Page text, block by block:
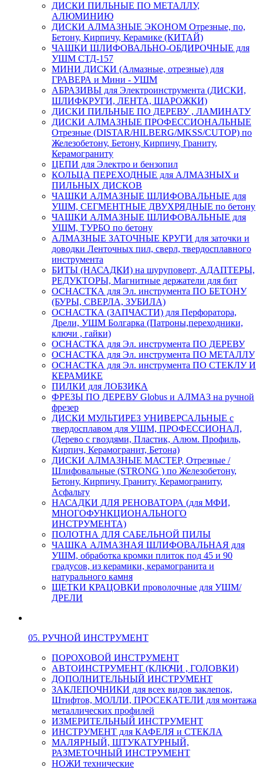
ДИСКИ ПИЛЬНЫЕ ПО МЕТАЛЛУ,
АЛЮМИНИЮ
ДИСКИ АЛМАЗНЫЕ ЭКОНОМ Отрезные, по,
Бетону, Кирпичу, Керамике (КИТАЙ)
ЧАШКИ ШЛИФОВАЛЬНО-ОБДИРОЧНЫЕ для
УШМ СТД-157
МИНИ ДИСКИ (Алмазные, отрезные) для
ГРАВЕРА и Мини - УШМ
АБРАЗИВЫ для Электроинструмента (ДИСКИ,
ШЛИФКРУГИ, ЛЕНТА, ШАРОЖКИ)
ДИСКИ ПИЛЬНЫЕ ПО ДЕРЕВУ , ЛАМИНАТУ
ДИСКИ АЛМАЗНЫЕ ПРОФЕССИОНАЛЬНЫЕ
Отрезные (DISTAR/HILBERG/MKSS/CUTOP) по
Железобетону, Бетону, Кирпичу, Граниту,
Керамограниту
ЦЕПИ для Электро и бензопил
КОЛЬЦА ПЕРЕХОДНЫЕ для АЛМАЗНЫХ и
ПИЛЬНЫХ ДИСКОВ
ЧАШКИ АЛМАЗНЫЕ ШЛИФОВАЛЬНЫЕ для
УШМ, СЕГМЕНТНЫЕ ДВУХРЯДНЫЕ по бетону
ЧАШКИ АЛМАЗНЫЕ ШЛИФОВАЛЬНЫЕ для
УШМ, ТУРБО по бетону
АЛМАЗНЫЕ ЗАТОЧНЫЕ КРУГИ для заточки и
доводки Ленточных пил, сверл, твердосплавного
инструмента
БИТЫ (НАСАДКИ) на шуруповерт, АДАПТЕРЫ,
РЕДУКТОРЫ, Магнитные держатели для бит
ОСНАСТКА для Эл. инструмента ПО БЕТОНУ
(БУРЫ, СВЕРЛА, ЗУБИЛА)
ОСНАСТКА (ЗАПЧАСТИ) для Перфоратора,
Дрели, УШМ Болгарка (Патроны,переходники,
ключи , гайки)
ОСНАСТКА для Эл. инструмента ПО ДЕРЕВУ
ОСНАСТКА для Эл. инструмента ПО МЕТАЛЛУ
ОСНАСТКА для Эл. инструмента ПО СТЕКЛУ И
КЕРАМИКЕ
ПИЛКИ для ЛОБЗИКА
ФРЕЗЫ ПО ДЕРЕВУ Globus и АЛМАЗ на ручной
фрезер
ДИСКИ МУЛЬТИРЕЗ УНИВЕРСАЛЬНЫЕ с
твердосплавом для УШМ, ПРОФЕССИОНАЛ,
(Дерево с гвоздями, Пластик, Алюм. Профиль,
Кирпич, Керамогранит, Бетона)
ДИСКИ АЛМАЗНЫЕ МАСТЕР, Отрезные /
Шлифовальные (STRONG ) по Железобетону,
Бетону, Кирпичу, Граниту, Керамограниту,
Асфальту
НАСАДКИ ДЛЯ РЕНОВАТОРА (для МФИ,
МНОГОФУНКЦИОНАЛЬНОГО
ИНСТРУМЕНТА)
ПОЛОТНА ДЛЯ САБЕЛЬНОЙ ПИЛЫ
ЧАШКА АЛМАЗНАЯ ШЛИФОВАЛЬНАЯ для
УШМ, обработка кромки плиток под 45 и 90
градусов, из керамики, керамогранита и
натурального камня
ЩЕТКИ КРАЦОВКИ проволочные для УШМ/
ДРЕЛИ
05. РУЧНОЙ ИНСТРУМЕНТ
ПОРОХОВОЙ ИНСТРУМЕНТ
АВТОИНСТРУМЕНТ (КЛЮЧИ , ГОЛОВКИ)
ДОПОЛНИТЕЛЬНЫЙ ИНСТРУМЕНТ
ЗАКЛЕПОЧНИКИ для всех видов заклепок,
Штифтов, МОЛЛИ, ПРОСЕКАТЕЛИ для монтажа
металлических профилей
ИЗМЕРИТЕЛЬНЫЙ ИНСТРУМЕНТ
ИНСТРУМЕНТ для КАФЕЛЯ и СТЕКЛА
МАЛЯРНЫЙ, ШТУКАТУРНЫЙ,
РАЗМЕТОЧНЫЙ ИНСТРУМЕНТ
НОЖИ технические